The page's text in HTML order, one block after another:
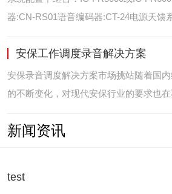
器:CN-RS01语音编码器:CT-24电源天馈
之间通过IP网络互联，通过成熟可靠的
讯将延伸到世界的每一个角
安保工作调度录音解决方案
安保录音调度解决方案市场挑站随着国
的不断变化，对现代安保行业的要求也
讯需要，常常会出现以下问题：（1）无
新闻资讯
test